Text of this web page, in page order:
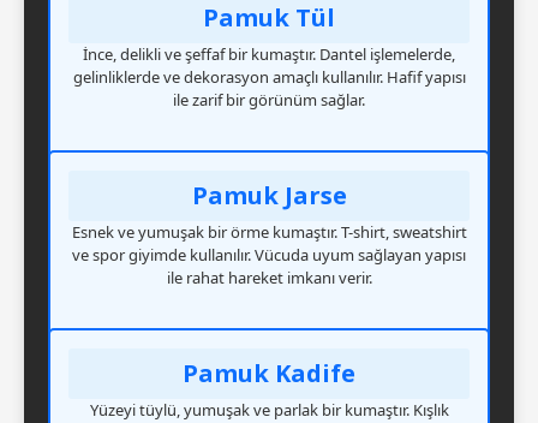
Pamuk Tül
İnce, delikli ve şeffaf bir kumaştır. Dantel işlemelerde,
gelinliklerde ve dekorasyon amaçlı kullanılır. Hafif yapısı
ile zarif bir görünüm sağlar.
Pamuk Jarse
Esnek ve yumuşak bir örme kumaştır. T-shirt, sweatshirt
ve spor giyimde kullanılır. Vücuda uyum sağlayan yapısı
ile rahat hareket imkanı verir.
Pamuk Kadife
Yüzeyi tüylü, yumuşak ve parlak bir kumaştır. Kışlık